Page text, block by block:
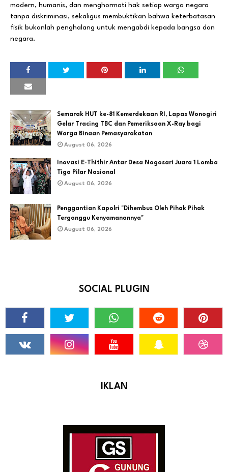
modern, humanis, dan menghormati hak setiap warga negara
tanpa diskriminasi, sekaligus membuktikan bahwa keterbatasan
fisik bukanlah penghalang untuk mengabdi kepada bangsa dan
negara.
Semarak HUT ke-81 Kemerdekaan RI, Lapas Wonogiri
Gelar Tracing TBC dan Pemeriksaan X-Ray bagi
Warga Binaan Pemasyarakatan
August 06, 2026
Inovasi E-Thithir Antar Desa Nogosari Juara 1 Lomba
Tiga Pilar Nasional
August 06, 2026
Penggantian Kapolri "Dihembus Oleh Pihak Pihak
Terganggu Kenyamanannya"
August 06, 2026
SOCIAL PLUGIN
IKLAN